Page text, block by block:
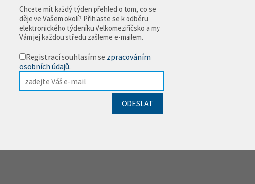
Chcete mít každý týden přehled o tom, co se
děje ve Vašem okolí? Přihlaste se k odběru
elektronického týdeníku Velkomeziříčsko a my
Vám jej každou středu zašleme e-mailem.
Registrací souhlasím se zpracováním
osobních údajů.